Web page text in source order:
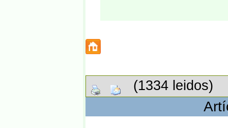
(1334 leidos)